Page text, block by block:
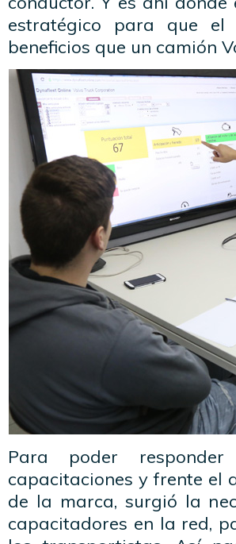
estratégico para que el
beneficios que un camión
Para poder
capacitaciones y frente el
de la marca, surgió la
capacitadores en la red,